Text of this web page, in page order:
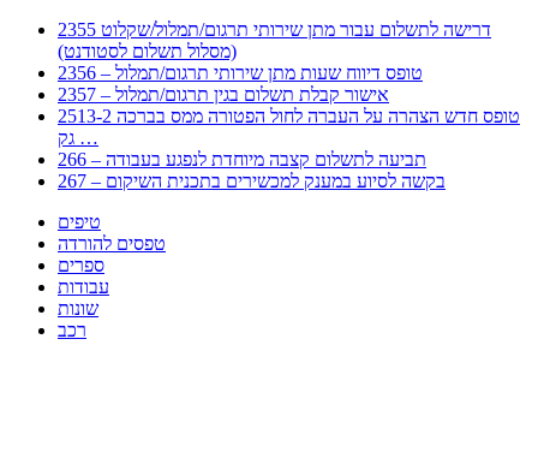
2355 דרישה לתשלום עבור מתן שירותי תרגום/תמלול/שקלוט
(מסלול תשלום לסטודנט)
2356 – טופס דיווח שעות מתן שירותי תרגום/תמלול
2357 – אישור קבלת תשלום בגין תרגום/תמלול
2513-2 טופס חדש הצהרה על העברה לחול הפטורה ממס בברכה
גק …
266 – תביעה לתשלום קצבה מיוחדת לנפגע בעבודה
267 – בקשה לסיוע במענק למכשירים בתכנית השיקום
טיפים
טפסים להורדה
ספרים
עבודות
שונות
רכב